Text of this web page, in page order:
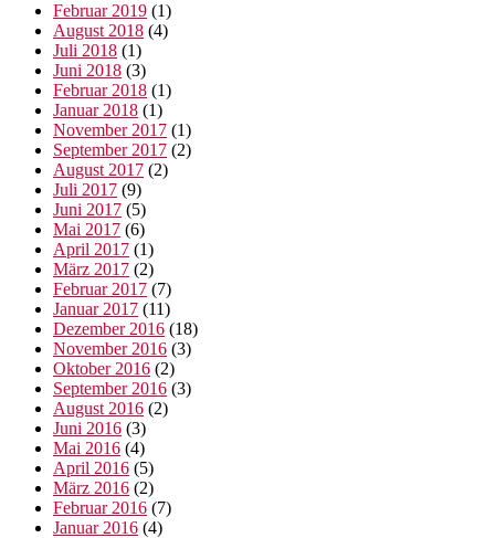
Februar 2019 (1)
August 2018 (4)
Juli 2018 (1)
Juni 2018 (3)
Februar 2018 (1)
Januar 2018 (1)
November 2017 (1)
September 2017 (2)
August 2017 (2)
Juli 2017 (9)
Juni 2017 (5)
Mai 2017 (6)
April 2017 (1)
März 2017 (2)
Februar 2017 (7)
Januar 2017 (11)
Dezember 2016 (18)
November 2016 (3)
Oktober 2016 (2)
September 2016 (3)
August 2016 (2)
Juni 2016 (3)
Mai 2016 (4)
April 2016 (5)
März 2016 (2)
Februar 2016 (7)
Januar 2016 (4)